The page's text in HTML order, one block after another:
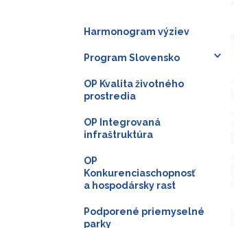
Harmonogram výziev
Program Slovensko
OP Kvalita životného
prostredia
OP Integrovaná
infraštruktúra
OP
Konkurenciaschopnosť
a hospodársky rast
Podporené priemyselné
parky